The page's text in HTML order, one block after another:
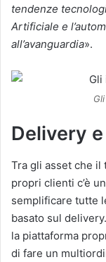
tendenze
Artificiale e
all’avanguardia».
Delivery
Tra gli asset che il
propri clienti c’è
semplificare tutte
basato sul
la piattaforma
di fare un